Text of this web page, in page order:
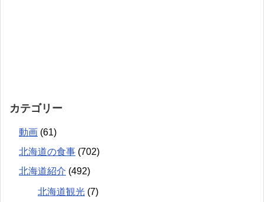
カテゴリー
動画 (61)
北海道の食事 (702)
北海道紹介 (492)
北海道観光 (7)